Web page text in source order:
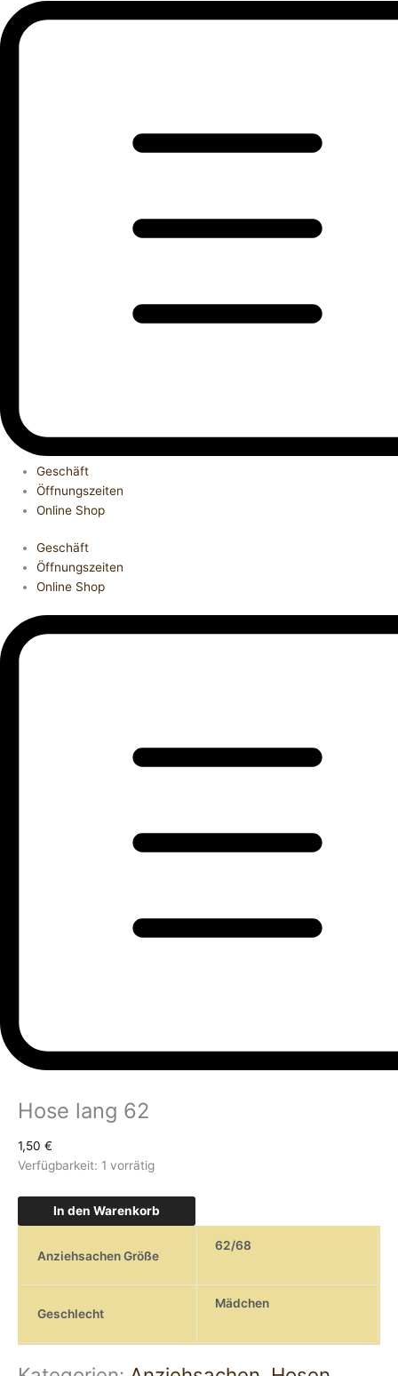
Geschäft
Öffnungszeiten
Online Shop
Geschäft
Öffnungszeiten
Online Shop
Hose lang 62
1,50 €
Verfügbarkeit: 1 vorrätig
In den Warenkorb
Anziehsachen Größe
62/68
Geschlecht
Mädchen